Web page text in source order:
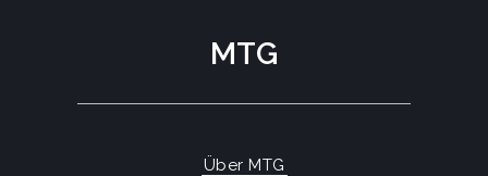
MTG
Über MTG